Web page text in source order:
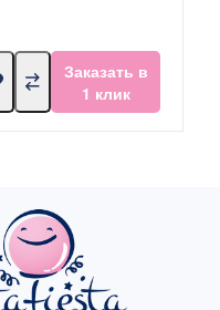
Заказать в
1 клик